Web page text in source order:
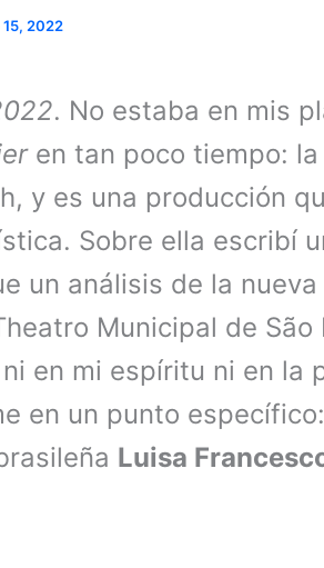
2022
. No estaba en mis
en tan poco tiempo: la
y es una producción
Sobre ella escribí
un análisis de la
Municipal de São
en mi espíritu ni en la
en un punto
Luisa